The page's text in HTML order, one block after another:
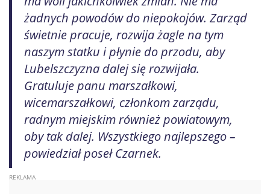
żadnych powodów do niepokojów. Zarząd
świetnie pracuje, rozwija żagle na tym
naszym statku i płynie do przodu, aby
Lubelszczyzna dalej się rozwijała.
Gratuluje panu marszałkowi,
wicemarszałkowi, członkom zarządu,
radnym miejskim również powiatowym,
oby tak dalej. Wszystkiego najlepszego –
powiedział poseł Czarnek.